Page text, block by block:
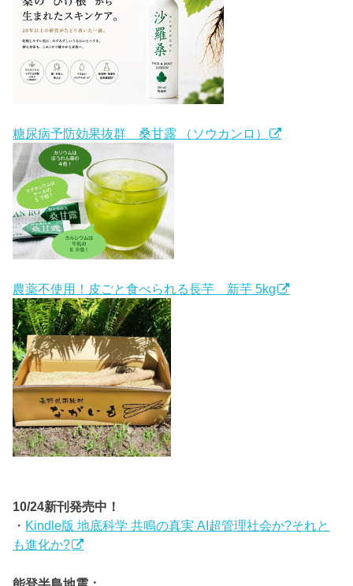
糖尿病予防効果抜群 桑甘露 （ソウカンロ）
農薬不使用！皮ごと食べられる長芋 新芋 5kg
10/24新刊発売中！
・ Kindle版 地底科学 共鳴の真実 AI超管理社会か?それと
も進化か?